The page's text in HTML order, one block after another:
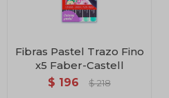
Fibras Pastel Trazo Fino
x5 Faber-Castell
$ 196 $ 218